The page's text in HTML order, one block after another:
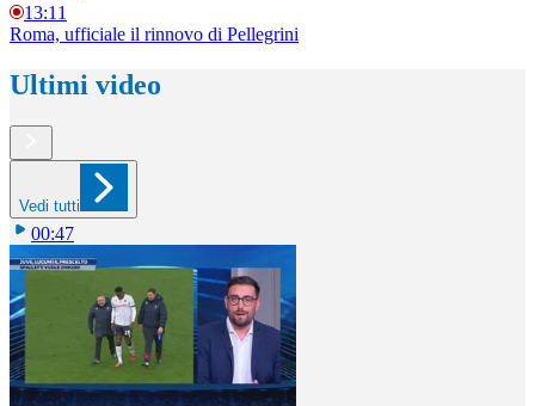
13:11
Roma, ufficiale il rinnovo di Pellegrini
Ultimi video
Vedi tutti
00:47